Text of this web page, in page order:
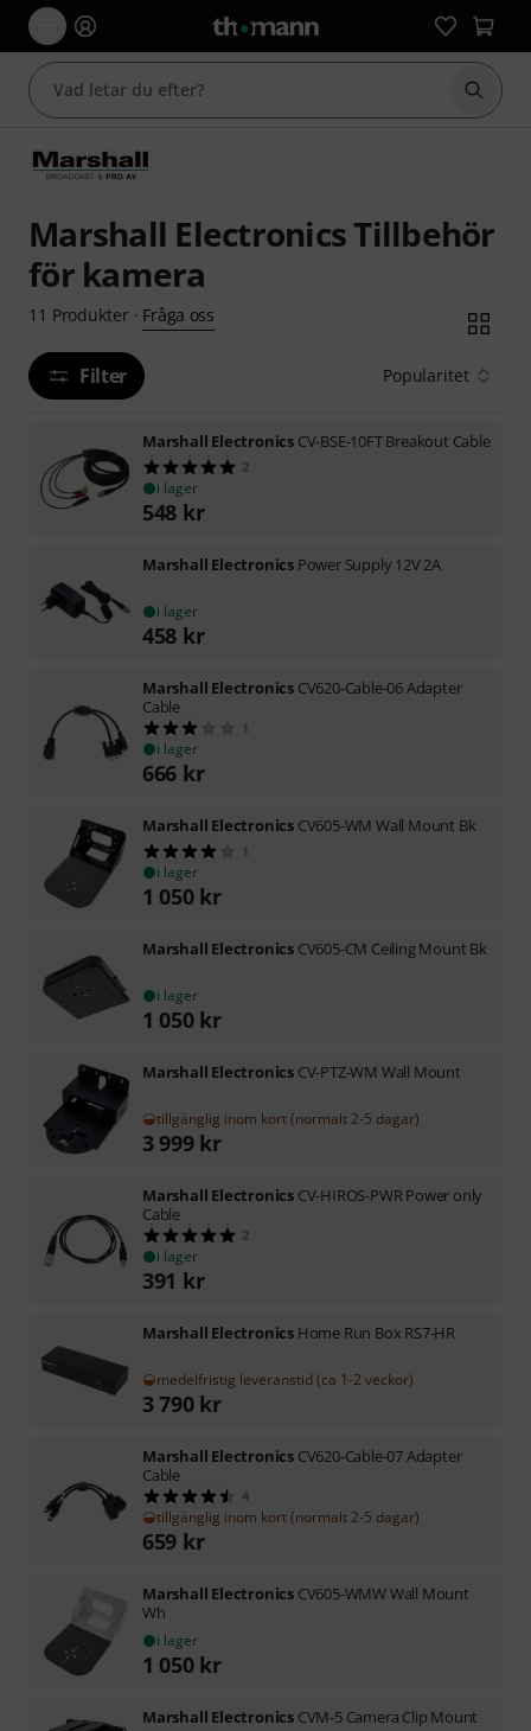
Börja
Marshall Electronics Tillbehör
för kamera
11 Produkter· Fråga oss
Filter Popularitet
Marshall Electronics CV-BSE-10FT Breakout Cable
2
i lager
548 kr
Marshall Electronics Power Supply 12V 2A
i lager
458 kr
Marshall Electronics CV620-Cable-06 Adapter
Cable
1
i lager
666 kr
Marshall Electronics CV605-WM Wall Mount Bk
1
i lager
1 050 kr
Marshall Electronics CV605-CM Ceiling Mount Bk
i lager
1 050 kr
Marshall Electronics CV-PTZ-WM Wall Mount
tillgänglig inom kort (normalt 2-5 dagar)
3 999 kr
Marshall Electronics CV-HIROS-PWR Power only
Cable
2
i lager
391 kr
Marshall Electronics Home Run Box RS7-HR
medelfristig leveranstid (ca 1-2 veckor)
3 790 kr
Marshall Electronics CV620-Cable-07 Adapter
Cable
4
tillgänglig inom kort (normalt 2-5 dagar)
659 kr
Marshall Electronics CV605-WMW Wall Mount
Wh
i lager
1 050 kr
Marshall Electronics CVM-5 Camera Clip Mount